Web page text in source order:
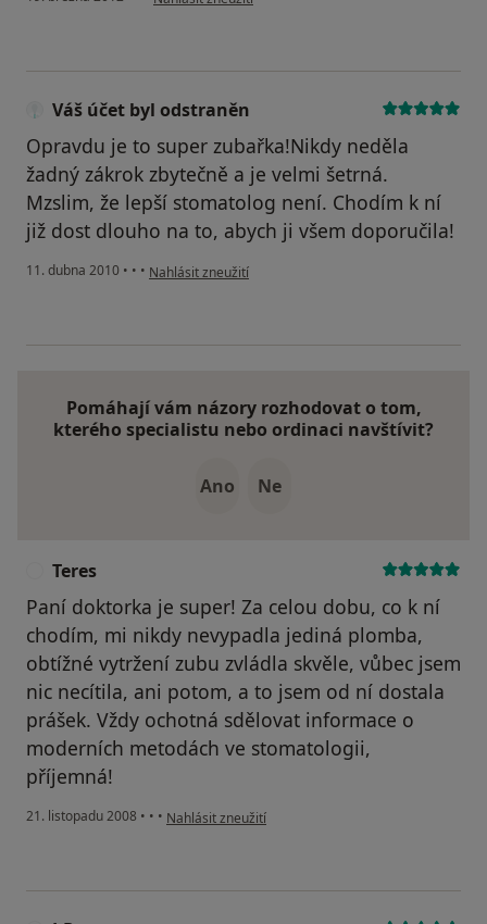
Váš účet byl odstraněn
Opravdu je to super zubařka!Nikdy neděla
žadný zákrok zbytečně a je velmi šetrná.
Mzslim, že lepší stomatolog není. Chodím k ní
již dost dlouho na to, abych ji všem doporučila!
11. dubna 2010 • • • podle názoru uživatele Váš účet byl odstraněn
Nahlásit zneužití
Pomáhají vám názory rozhodovat o tom,
kterého specialistu nebo ordinaci navštívit?
Ano Ne
Teres
Paní doktorka je super! Za celou dobu, co k ní
chodím, mi nikdy nevypadla jediná plomba,
obtížné vytržení zubu zvládla skvěle, vůbec jsem
nic necítila, ani potom, a to jsem od ní dostala
prášek. Vždy ochotná sdělovat informace o
moderních metodách ve stomatologii,
příjemná!
21. listopadu 2008 • • • podle názoru uživatele Teres
Nahlásit zneužití